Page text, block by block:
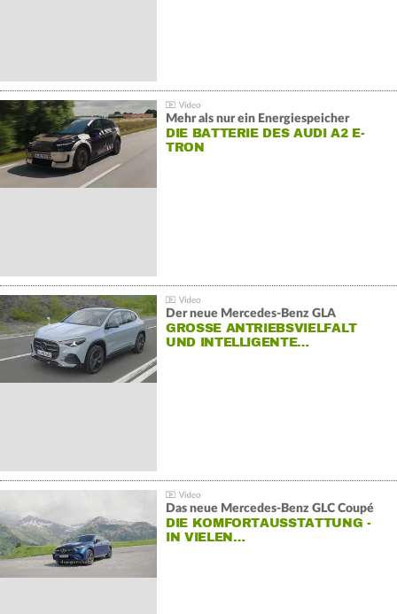
Mehr als nur ein Energiespeicher
DIE BATTERIE DES AUDI A2 E-
TRON
Der neue Mercedes-Benz GLA
GROSSE ANTRIEBSVIELFALT U
ND INTELLIGENTE…
Das neue Mercedes-Benz GLC Coupé
DIE KOMFORTAUSSTATTUNG -
IN VIELEN…